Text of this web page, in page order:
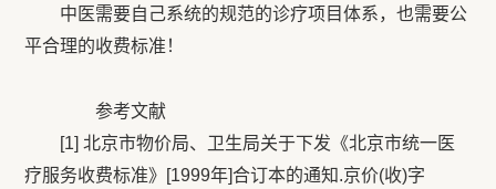
中医需要自己系统的规范的诊疗项目体系，也需要公
平合理的收费标准！
参考文献
[1] 北京市物价局、卫生局关于下发《北京市统一医
疗服务收费标准》[1999年]合订本的通知.京价(收)字